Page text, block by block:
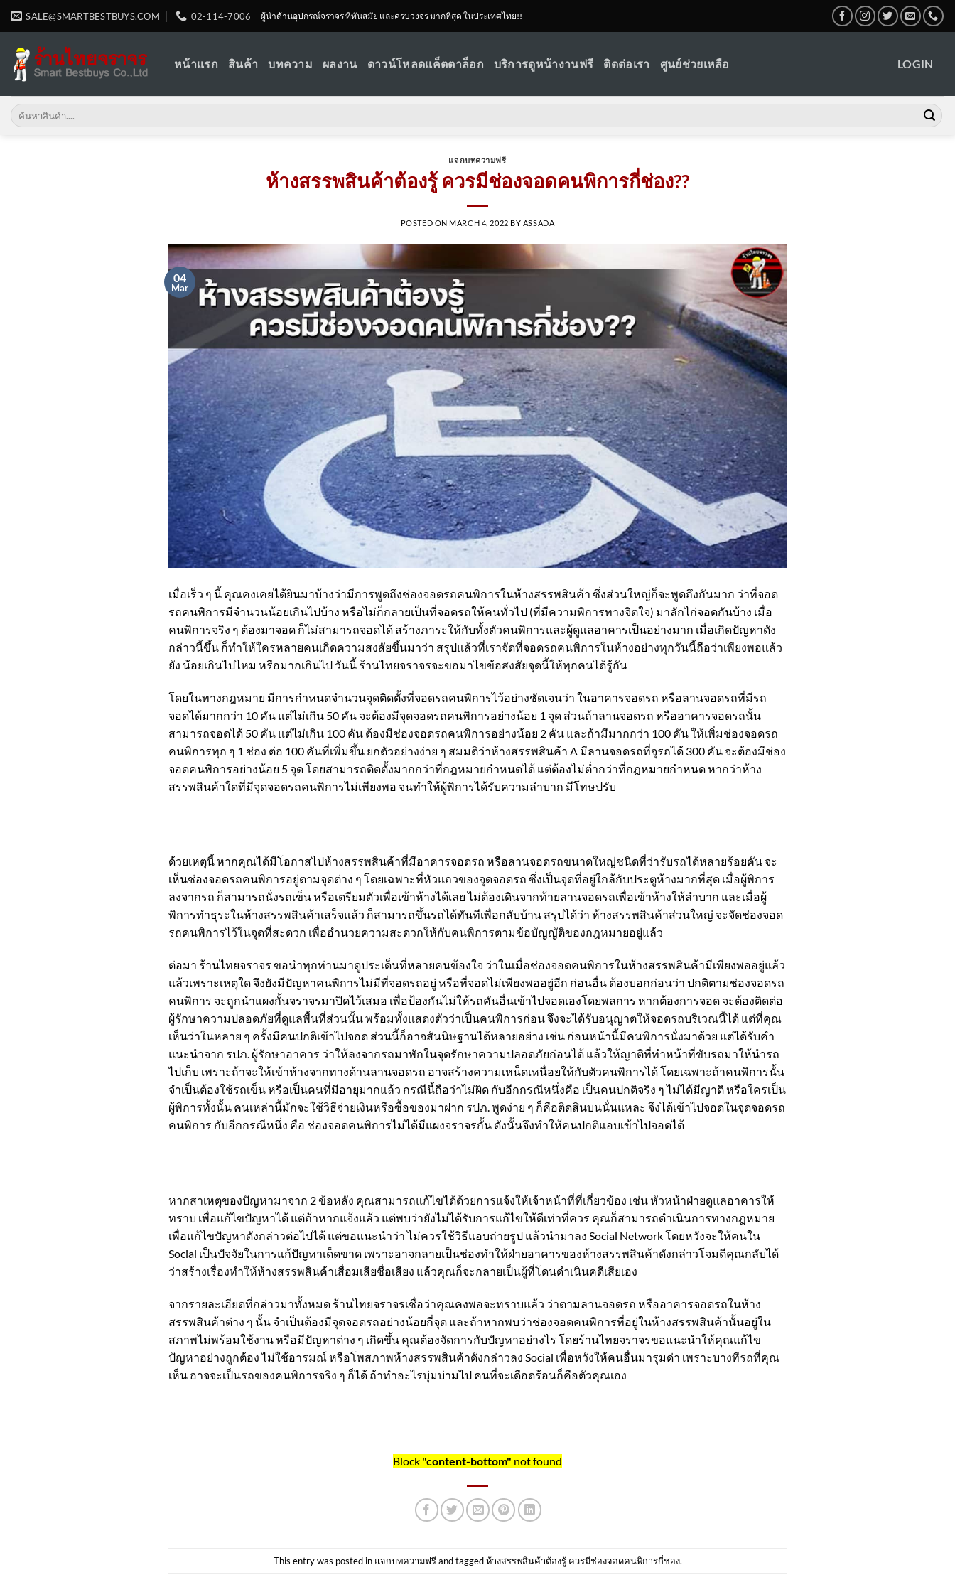
Skip
SALE@SMARTBESTBUYS.COM 02-114-7006 ผู้นำด้านอุปกรณ์จราจร ที่ทันสมัย และครบวงจร มากที่สุด ในประเทศไทย!!
หน้าแรก สินค้า บทความ ผลงาน ดาวน์โหลดแค็ตตาล็อก บริการดูหน้างานฟรี ติดต่อเรา ศูนย์ช่วยเหลือ LOGIN
Search
for:
แจกบทความฟรี
ห้างสรรพสินค้าต้องรู้ ควรมีช่องจอดคนพิการกี่ช่อง??
POSTED ON MARCH 4, 2022 BY ASSADA
04
Mar
เมื่อเร็ว ๆ นี้ คุณคงเคยได้ยินมาบ้างว่ามีการพูดถึงช่องจอดรถคนพิการในห้างสรรพสินค้า ซึ่งส่วนใหญ่ก็จะพูดถึงกันมาก ว่าที่จอด
รถคนพิการมีจำนวนน้อยเกินไปบ้าง หรือไม่ก็กลายเป็นที่จอดรถให้คนทั่วไป (ที่มีความพิการทางจิตใจ) มาลักไก่จอดกันบ้าง เมื่อ
คนพิการจริง ๆ ต้องมาจอด ก็ไม่สามารถจอดได้ สร้างภาระให้กับทั้งตัวคนพิการและผู้ดูแลอาคารเป็นอย่างมาก เมื่อเกิดปัญหาดัง
กล่าวนี้ขึ้น ก็ทำให้ใครหลายคนเกิดความสงสัยขึ้นมาว่า สรุปแล้วที่เราจัดที่จอดรถคนพิการในห้างอย่างทุกวันนี้ถือว่าเพียงพอแล้ว
ยัง น้อยเกินไปไหม หรือมากเกินไป วันนี้ ร้านไทยจราจรจะขอมาไขข้อสงสัยจุดนี้ให้ทุกคนได้รู้กัน
โดยในทางกฎหมาย มีการกำหนดจำนวนจุดติดตั้งที่จอดรถคนพิการไว้อย่างชัดเจนว่า ในอาคารจอดรถ หรือลานจอดรถที่มีรถ
จอดได้มากกว่า 10 คัน แต่ไม่เกิน 50 คัน จะต้องมีจุดจอดรถคนพิการอย่างน้อย 1 จุด ส่วนถ้าลานจอดรถ หรืออาคารจอดรถนั้น
สามารถจอดได้ 50 คัน แต่ไม่เกิน 100 คัน ต้องมีช่องจอดรถคนพิการอย่างน้อย 2 คัน และถ้ามีมากกว่า 100 คัน ให้เพิ่มช่องจอดรถ
คนพิการทุก ๆ 1 ช่อง ต่อ 100 คันที่เพิ่มขึ้น ยกตัวอย่างง่าย ๆ สมมติว่าห้างสรรพสินค้า A มีลานจอดรถที่จุรถได้ 300 คัน จะต้องมีช่อง
จอดคนพิการอย่างน้อย 5 จุด โดยสามารถติดตั้งมากกว่าที่กฎหมายกำหนดได้ แต่ต้องไม่ต่ำกว่าที่กฎหมายกำหนด หากว่าห้าง
สรรพสินค้าใดที่มีจุดจอดรถคนพิการไม่เพียงพอ จนทำให้ผู้พิการได้รับความลำบาก มีโทษปรับ
ด้วยเหตุนี้ หากคุณได้มีโอกาสไปห้างสรรพสินค้าที่มีอาคารจอดรถ หรือลานจอดรถขนาดใหญ่ชนิดที่ว่ารับรถได้หลายร้อยคัน จะ
เห็นช่องจอดรถคนพิการอยู่ตามจุดต่าง ๆ โดยเฉพาะที่หัวแถวของจุดจอดรถ ซึ่งเป็นจุดที่อยู่ใกล้กับประตูห้างมากที่สุด เมื่อผู้พิการ
ลงจากรถ ก็สามารถนั่งรถเข็น หรือเตรียมตัวเพื่อเข้าห้างได้เลย ไม่ต้องเดินจากท้ายลานจอดรถเพื่อเข้าห้างให้ลำบาก และเมื่อผู้
พิการทำธุระในห้างสรรพสินค้าเสร็จแล้ว ก็สามารถขึ้นรถได้ทันทีเพื่อกลับบ้าน สรุปได้ว่า ห้างสรรพสินค้าส่วนใหญ่ จะจัดช่องจอด
รถคนพิการไว้ในจุดที่สะดวก เพื่ออำนวยความสะดวกให้กับคนพิการตามข้อบัญญัติของกฎหมายอยู่แล้ว
ต่อมา ร้านไทยจราจร ขอนำทุกท่านมาดูประเด็นที่หลายคนข้องใจ ว่าในเมื่อช่องจอดคนพิการในห้างสรรพสินค้ามีเพียงพออยู่แล้ว
แล้วเพราะเหตุใด จึงยังมีปัญหาคนพิการไม่มีที่จอดรถอยู่ หรือที่จอดไม่เพียงพออยู่อีก ก่อนอื่น ต้องบอกก่อนว่า ปกติตามช่องจอดรถ
คนพิการ จะถูกนำแผงกั้นจราจรมาปิดไว้เสมอ เพื่อป้องกันไม่ให้รถคันอื่นเข้าไปจอดเองโดยพลการ หากต้องการจอด จะต้องติดต่อ
ผู้รักษาความปลอดภัยที่ดูแลพื้นที่ส่วนนั้น พร้อมทั้งแสดงตัวว่าเป็นคนพิการก่อน จึงจะได้รับอนุญาตให้จอดรถบริเวณนี้ได้ แต่ที่คุณ
เห็นว่าในหลาย ๆ ครั้งมีคนปกติเข้าไปจอด ส่วนนี้ก็อาจสันนิษฐานได้หลายอย่าง เช่น ก่อนหน้านี้มีคนพิการนั่งมาด้วย แต่ได้รับคำ
แนะนำจาก รปภ. ผู้รักษาอาคาร ว่าให้ลงจากรถมาพักในจุดรักษาความปลอดภัยก่อนได้ แล้วให้ญาติที่ทำหน้าที่ขับรถมาให้นำรถ
ไปเก็บ เพราะถ้าจะให้เข้าห้างจากทางด้านลานจอดรถ อาจสร้างความเหน็ดเหนื่อยให้กับตัวคนพิการได้ โดยเฉพาะถ้าคนพิการนั้น
จำเป็นต้องใช้รถเข็น หรือเป็นคนที่มีอายุมากแล้ว กรณีนี้ถือว่าไม่ผิด กับอีกกรณีหนึ่งคือ เป็นคนปกติจริง ๆ ไม่ได้มีญาติ หรือใครเป็น
ผู้พิการทั้งนั้น คนเหล่านี้มักจะใช้วิธีจ่ายเงินหรือซื้อของมาฝาก รปภ. พูดง่าย ๆ ก็คือติดสินบนนั่นแหละ จึงได้เข้าไปจอดในจุดจอดรถ
คนพิการ กับอีกกรณีหนึ่ง คือ ช่องจอดคนพิการไม่ได้มีแผงจราจรกั้น ดังนั้นจึงทำให้คนปกติแอบเข้าไปจอดได้
หากสาเหตุของปัญหามาจาก 2 ข้อหลัง คุณสามารถแก้ไขได้ด้วยการแจ้งให้เจ้าหน้าที่ที่เกี่ยวข้อง เช่น หัวหน้าฝ่ายดูแลอาคารให้
ทราบ เพื่อแก้ไขปัญหาได้ แต่ถ้าหากแจ้งแล้ว แต่พบว่ายังไม่ได้รับการแก้ไขให้ดีเท่าที่ควร คุณก็สามารถดำเนินการทางกฎหมาย
เพื่อแก้ไขปัญหาดังกล่าวต่อไปได้ แต่ขอแนะนำว่า ไม่ควรใช้วิธีแอบถ่ายรูป แล้วนำมาลง Social Network โดยหวังจะให้คนใน
Social เป็นปัจจัยในการแก้ปัญหาเด็ดขาด เพราะอาจกลายเป็นช่องทำให้ฝ่ายอาคารของห้างสรรพสินค้าดังกล่าวโจมตีคุณกลับได้
ว่าสร้างเรื่องทำให้ห้างสรรพสินค้าเสื่อมเสียชื่อเสียง แล้วคุณก็จะกลายเป็นผู้ที่โดนดำเนินคดีเสียเอง
จากรายละเอียดที่กล่าวมาทั้งหมด ร้านไทยจราจรเชื่อว่าคุณคงพอจะทราบแล้ว ว่าตามลานจอดรถ หรืออาคารจอดรถในห้าง
สรรพสินค้าต่าง ๆ นั้น จำเป็นต้องมีจุดจอดรถอย่างน้อยกี่จุด และถ้าหากพบว่าช่องจอดคนพิการที่อยู่ในห้างสรรพสินค้านั้นอยู่ใน
สภาพไม่พร้อมใช้งาน หรือมีปัญหาต่าง ๆ เกิดขึ้น คุณต้องจัดการกับปัญหาอย่างไร โดยร้านไทยจราจรขอแนะนำให้คุณแก้ไข
ปัญหาอย่างถูกต้อง ไม่ใช้อารมณ์ หรือโพสภาพห้างสรรพสินค้าดังกล่าวลง Social เพื่อหวังให้คนอื่นมารุมด่า เพราะบางทีรถที่คุณ
เห็น อาจจะเป็นรถของคนพิการจริง ๆ ก็ได้ ถ้าทำอะไรบุ่มบ่ามไป คนที่จะเดือดร้อนก็คือตัวคุณเอง
Block "content-bottom" not found
This entry was posted in แจกบทความฟรีand taggedห้างสรรพสินค้าต้องรู้ ควรมีช่องจอดคนพิการกี่ช่อง.